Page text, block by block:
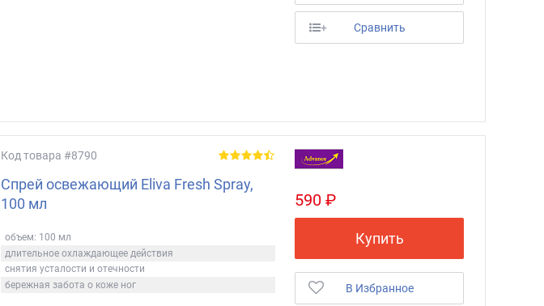
+ Сравнить
Код товара #8790
Спрей освежающий Eliva Fresh Spray,
100 мл
объем: 100 мл
длительное охлаждающее действия
снятия усталости и отечности
бережная забота о коже ног
590 ₽
Купить
В Избранное